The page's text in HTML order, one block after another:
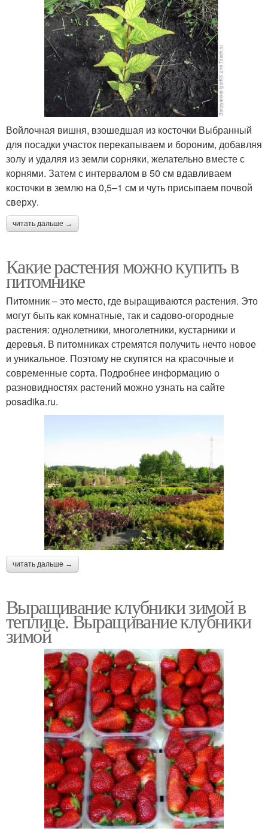
Войлочная вишня, взошедшая из косточки Выбранный
для посадки участок перекапываем и бороним, добавляя
золу и удаляя из земли сорняки, желательно вместе с
корнями. Затем с интервалом в 50 см вдавливаем
косточки в землю на 0,5–1 см и чуть присыпаем почвой
сверху.
читать дальше →
Какие растения можно купить в
питомнике
Питомник – это место, где выращиваются растения. Это
могут быть как комнатные, так и садово-огородные
растения: однолетники, многолетники, кустарники и
деревья. В питомниках стремятся получить нечто новое
и уникальное. Поэтому не скупятся на красочные и
современные сорта. Подробнее информацию о
разновидностях растений можно узнать на сайте
posadika.ru.
читать дальше →
Выращивание клубники зимой в
теплице. Выращивание клубники
зимой